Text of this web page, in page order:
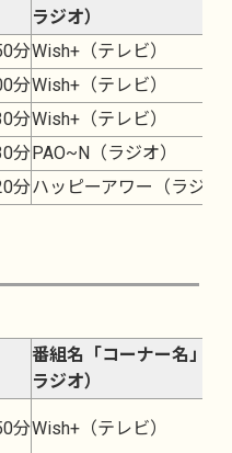
ラジオ）
分Wish+（テレビ）
分Wish+（テレビ）
分Wish+（テレビ）
分PAO~N（ラジオ）
分ハッピーアワー（ラジオ
番組名「コーナー名」（
ラジオ）
分Wish+（テレビ）